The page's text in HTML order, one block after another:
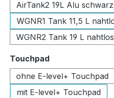
AirTank2 19L Alu schwarz
WGNR1 Tank 11,5 L
WGNR2 Tank 19 L
Touchpadauswählen
ohne E-level+ Touchpad
mit E-level+ Touchpad